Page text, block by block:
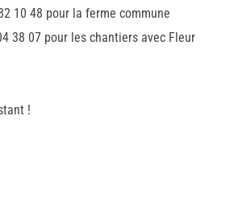
10 48 pour la ferme commune
38 07 pour les chantiers avec Fleur
!